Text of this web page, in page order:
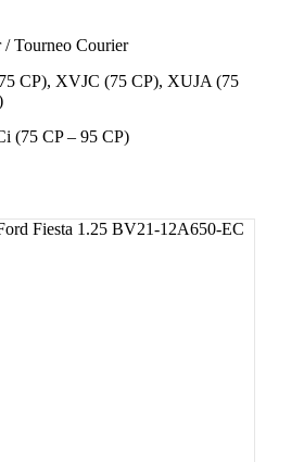
Tourneo Courier
CP), XVJC (75 CP), XUJA (75
(75 CP – 95 CP)